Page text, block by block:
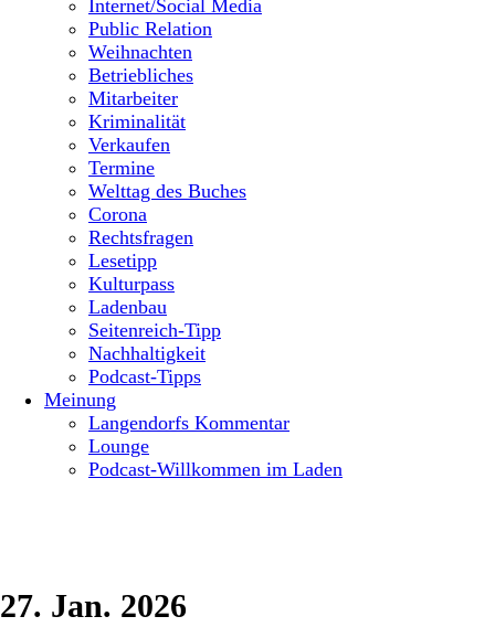
Internet/Social Media
Public Relation
Weihnachten
Betriebliches
Mitarbeiter
Kriminalität
Verkaufen
Termine
Welttag des Buches
Corona
Rechtsfragen
Lesetipp
Kulturpass
Ladenbau
Seitenreich-Tipp
Nachhaltigkeit
Podcast-Tipps
Meinung
Langendorfs Kommentar
Lounge
Podcast-Willkommen im Laden
27. Jan. 2026